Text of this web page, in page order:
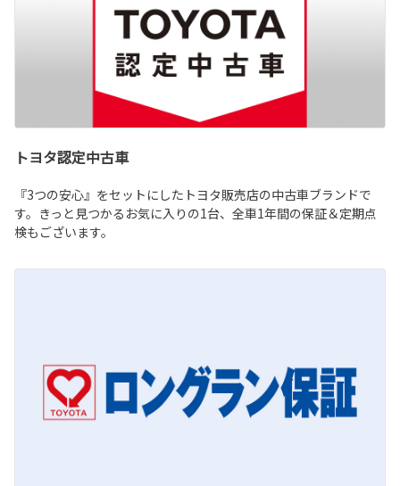
トヨタ認定中古車
『3つの安心』をセットにしたトヨタ販売店の中古車ブランドで
す。きっと見つかるお気に入りの1台、全車1年間の保証＆定期点
検もございます。